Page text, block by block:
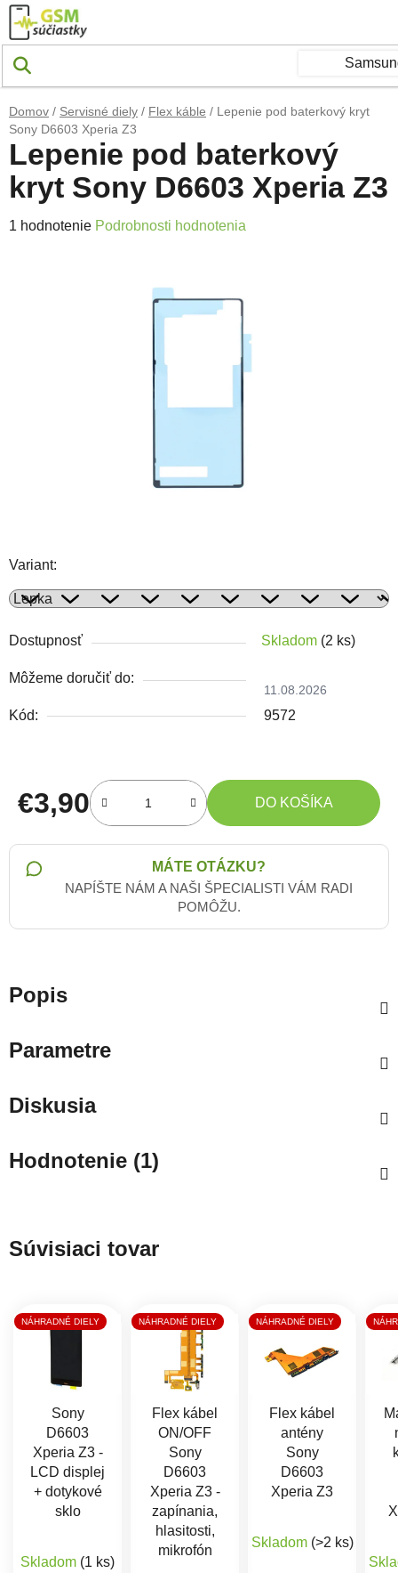
Prejsť na obsah
Domov / Servisné diely / Flex káble / Lepenie pod baterkový kryt
Sony D6603 Xperia Z3
Variant:
Dostupnosť Skladom (2 ks)
Môžeme doručiť do:
11.08.2026
Kód: 9572
€3,90
Jednotková cena:
DO KOŠÍKA
MÁTE OTÁZKU?
NAPÍŠTE NÁM A NAŠI ŠPECIALISTI VÁM RADI
POMÔŽU.
Lepenie pod baterkový
kryt Sony D6603 Xperia Z3
Priemerné hodnotenie produktu je 5,0 z 5 hviezdičiek.
1 hodnotenie Podrobnosti hodnotenia
Popis
Parametre
Diskusia
Hodnotenie (1)
Súvisiaci tovar
NÁHRADNÉ DIELY
Sony
D6603
Xperia Z3 -
LCD displej
+ dotykové
sklo
Priemerné hodnotenie produktu je 5,0 z 5
Skladom (1 ks)
NÁHRADNÉ DIELY
Flex kábel
ON/OFF
Sony
D6603
Xperia Z3 -
zapínania,
hlasitosti,
mikrofón
NÁHRADNÉ DIELY
Flex kábel
antény
Sony
D6603
Xperia Z3
Skladom (>2 ks)